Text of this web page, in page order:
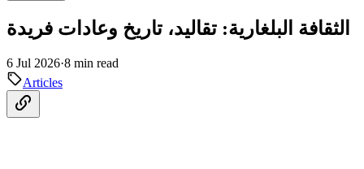
الثقافة البلغارية: تقاليد، تاريخ وعادات فريدة
6 Jul 2026·8 min read
Articles